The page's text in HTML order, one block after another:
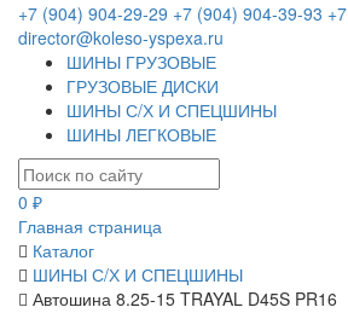
+7 (904) 904-29-29 +7 (904) 904-39-93
director@koleso-yspexa.ru
ШИНЫ ГРУЗОВЫЕ
ГРУЗОВЫЕ ДИСКИ
ШИНЫ С/Х И СПЕЦШИНЫ
ШИНЫ ЛЕГКОВЫЕ
0 ₽
Главная страница
Каталог
ШИНЫ С/Х И СПЕЦШИНЫ
Автошина 8.25-15 TRAYAL D45S PR16